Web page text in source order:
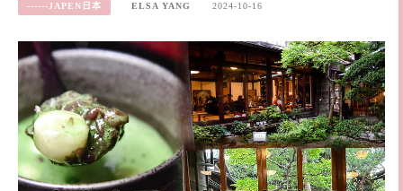
------JAPEN日本 ELSA YANG 2024-10-16